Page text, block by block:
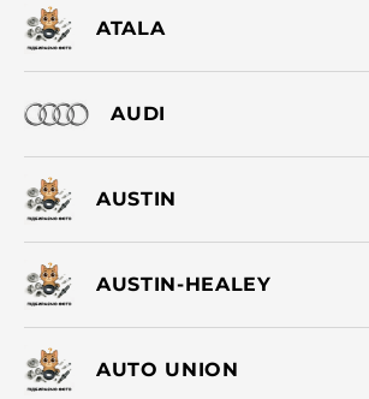
ATALA
AUDI
AUSTIN
AUSTIN-HEALEY
AUTO UNION